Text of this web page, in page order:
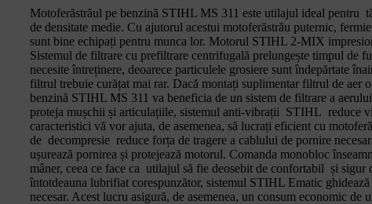
Motoferăstrăul pe benzină STIHL MS 311 este utilajul ideal pentru
de densitate medie. Cu ajutorul acestui motoferăstrău puternic,
sunt bine echipați pentru munca lor. Motorul STIHL 2-MIX
Sistemul de filtrare cu prefiltrare centrifugală prelungește timpul de
necesite întreținere, deoarece particulele grosiere sunt îndepărtate
filtrul trebuie curățat mai rar. Dacă montați suplimentar filtrul de aer
benzină STIHL MS 311 va beneficia de un sistem de filtrare a
proteja mușchii și articulațiile, sistemul anti-vibrații STIHL reduce
caracteristici vă vor ajuta, de asemenea, să lucrați eficient cu
de decompresie reduce forța de tragere a cablului de pornire
ușurează pornirea și protejează motorul. Comanda monobloc
mâner, ceea ce face ca utilajul să fie deosebit de confortabil și sigur
întotdeauna lubrifiat corespunzător, sistemul STIHL Ematic
necesar. Acest lucru asigură, de asemenea, un consum economic de